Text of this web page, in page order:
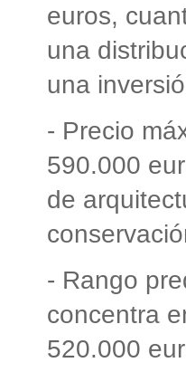
euros,
una
una
- Precio
590.000
de
- Rango
concentra
520.000